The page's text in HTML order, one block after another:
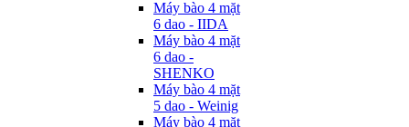
Máy bào 4 mặt
6 dao - IIDA
Máy bào 4 mặt
6 dao -
SHENKO
Máy bào 4 mặt
5 dao - Weinig
Máy bào 4 mặt